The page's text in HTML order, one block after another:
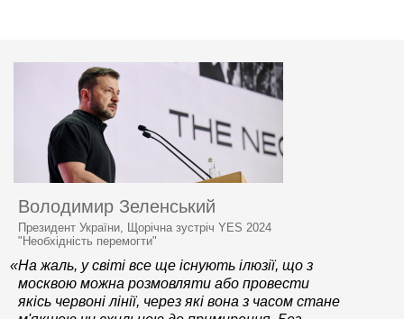
Володимир Зеленський
Президент України, Щорічна зустріч YES 2024
"Необхідність перемогти"
«На жаль, у світі все ще існують ілюзії, що з
москвою можна розмовляти або провести
якісь червоні лінії, через які вона з часом стане